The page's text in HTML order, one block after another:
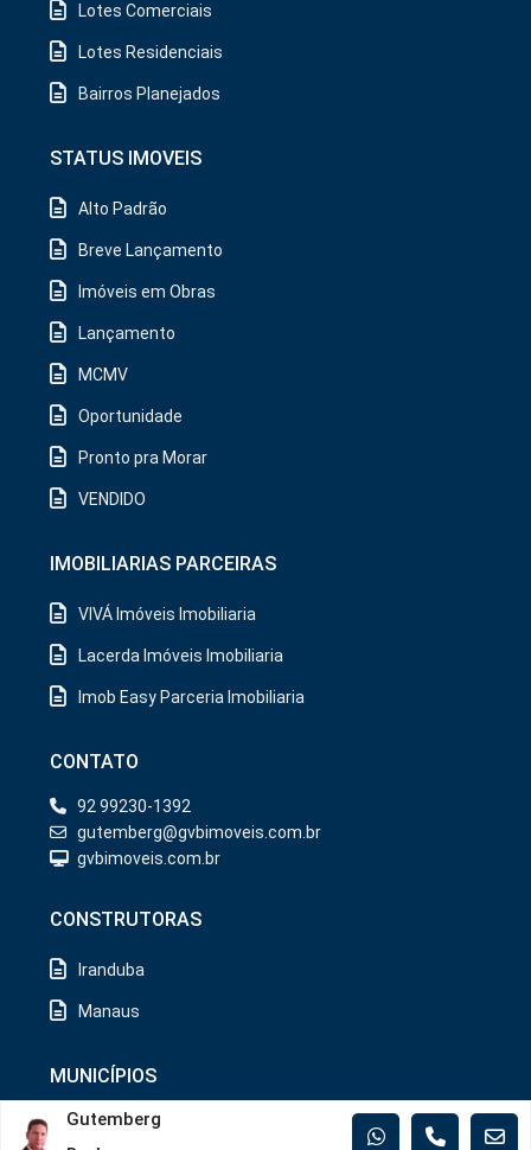
Lotes Comerciais
Lotes Residenciais
Bairros Planejados
STATUS IMOVEIS
Alto Padrão
Breve Lançamento
Imóveis em Obras
Lançamento
MCMV
Oportunidade
Pronto pra Morar
VENDIDO
IMOBILIARIAS PARCEIRAS
VIVÁ Imóveis Imobiliaria
Lacerda Imóveis Imobiliaria
Imob Easy Parceria Imobiliaria
CONTATO
92 99230-1392
gutemberg@gvbimoveis.com.br
gvbimoveis.com.br
CONSTRUTORAS
Iranduba
Manaus
MUNICÍPIOS
Iranduba
Gutemberg